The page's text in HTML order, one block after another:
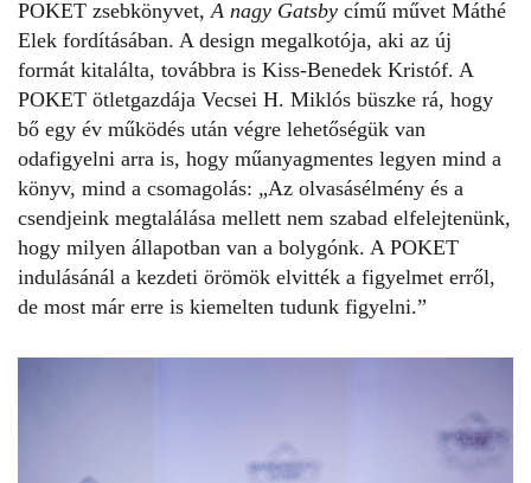
POKET zsebkönyvet,A nagy Gatsby című művet Máthé
Elek fordításában. A design megalkotója, aki az új
formát kitalálta, továbbra is Kiss-Benedek Kristóf. A
POKET ötletgazdája Vecsei H. Miklós büszke rá, hogy
bő egy év működés után végre lehetőségük van
odafigyelni arra is, hogy műanyagmentes legyen mind a
könyv, mind a csomagolás: „Az olvasásélmény és a
csendjeink megtalálása mellett nem szabad elfelejtenünk,
hogy milyen állapotban van a bolygónk. A POKET
indulásánál a kezdeti örömök elvitték a figyelmet erről,
de most már erre is kiemelten tudunk figyelni.”